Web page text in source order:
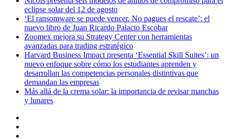
eclipse solar del 12 de agosto
‘El ransomware se puede vencer. No pagues el rescate’: el
nuevo libro de Juan Ricardo Palacio Escobar
Zoomex mejora su Strategy Center con herramientas
avanzadas para trading estratégico
Harvard Business Impact presenta ‘Essential Skill Suites’: un
nuevo enfoque sobre cómo los estudiantes aprenden y
desarrollan las competencias personales distintivas que
demandan las empresas
Más allá de la crema solar: la importancia de revisar manchas
y lunares